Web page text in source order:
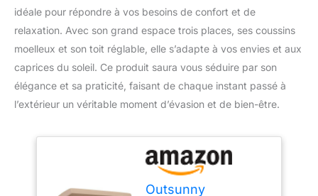
idéale pour répondre à vos besoins de confort et de
relaxation. Avec son grand espace trois places, ses coussins
moelleux et son toit réglable, elle s’adapte à vos envies et aux
caprices du soleil. Ce produit saura vous séduire par son
élégance et sa praticité, faisant de chaque instant passé à
l’extérieur un véritable moment d’évasion et de bien-être.
Outsunny